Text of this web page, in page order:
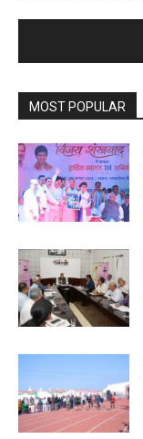
MOST POPULAR